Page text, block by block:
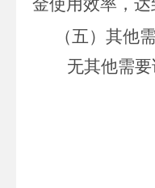
金使用效率，达
（五） 其他需
无其他需要